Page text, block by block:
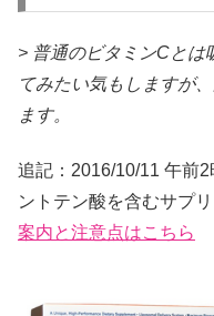
> 普通のビタミンCとは
てみたい気もしますが
ます。
追記：2016/10/11 午前
ントテン酸を含むサプ
案内と注意点はこちら